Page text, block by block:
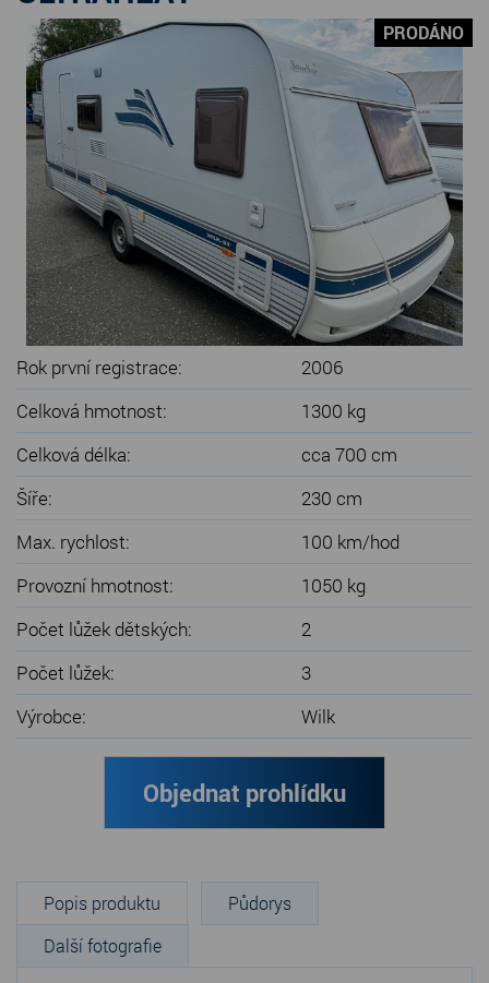
SERVIS KARAVANŮ
KONTAKT
PRODÁNO
Rok první registrace:
2006
Celková hmotnost:
1300 kg
Celková délka:
cca 700 cm
Šíře:
230 cm
Max. rychlost:
100 km/hod
Provozní hmotnost:
1050 kg
Počet lůžek dětských:
2
Počet lůžek:
3
Výrobce:
Wilk
Objednat prohlídku
Popis produktu
Půdorys
Další fotografie